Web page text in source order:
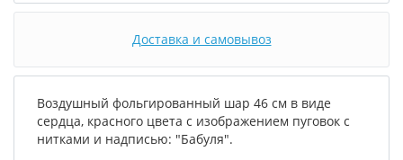
Доставка и самовывоз
Воздушный фольгированный шар 46 см в виде
сердца, красного цвета с изображением пуговок с
нитками и надписью: "Бабуля".